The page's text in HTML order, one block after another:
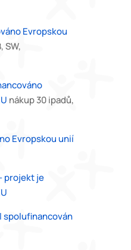
Evropskou
SW,
nákup 30 ipadů,
Evropskou unií
projekt je
spolufinancován